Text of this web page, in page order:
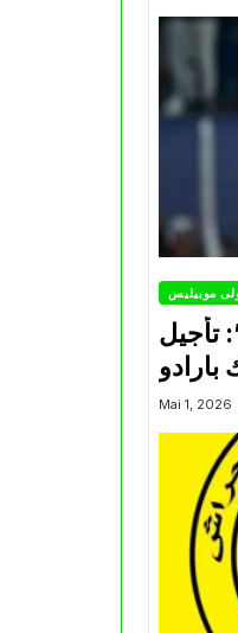
موبيليس
تأجيل
بارادو
Mai 1, 2026